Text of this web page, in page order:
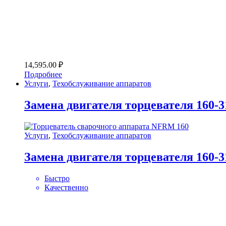
14,595.00 ₽
Подробнее
Услуги, Техобслуживание аппаратов
Замена двигателя торцевателя 160-
Услуги, Техобслуживание аппаратов
Замена двигателя торцевателя 160-
Быстро
Качественно